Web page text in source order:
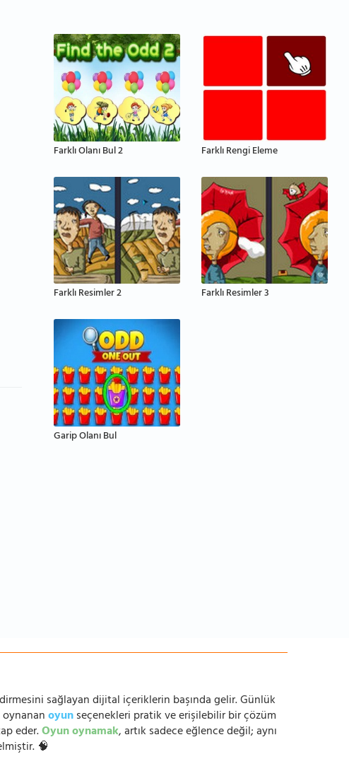
Farklı Olanı Bul 2 Farklı Rengi Eleme
Farklı Resimler 2 Farklı Resimler 3
Garip Olanı Bul
sağlayan dijital içeriklerin başında gelir. Günlük
oyunseçenekleri pratik ve erişilebilir bir çözüm
eder.Oyun oynamak, artık sadece eğlence değil; aynı
🧠